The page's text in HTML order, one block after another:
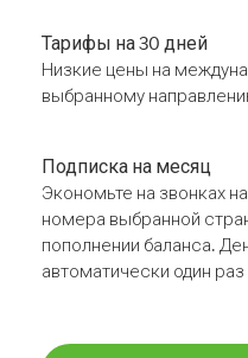
Тарифы на 30 дней
Низкие цены на
выбранному
Подписка на месяц
Экономьте на звонках
номера выбранной
пополнении баланса.
автоматически один